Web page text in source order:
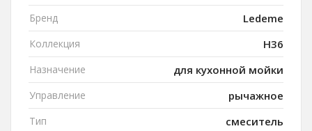
Бренд Ledeme
Коллекция H36
Назначение для кухонной мойки
Управление рычажное
Тип смеситель